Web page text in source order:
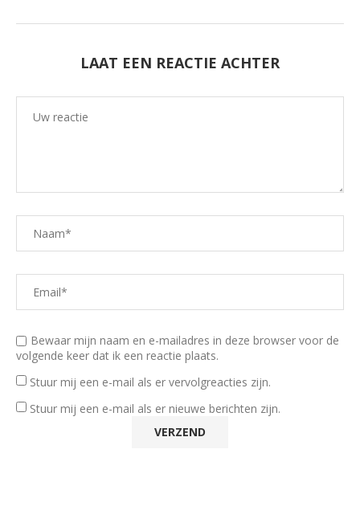
LAAT EEN REACTIE ACHTER
Bewaar mijn naam en e-mailadres in deze browser voor de
volgende keer dat ik een reactie plaats.
Stuur mij een e-mail als er vervolgreacties zijn.
Stuur mij een e-mail als er nieuwe berichten zijn.